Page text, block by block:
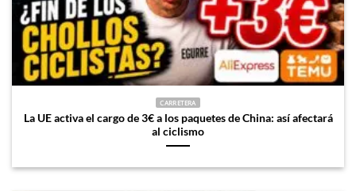
CARRETERA
La UE activa el cargo de 3€ a los paquetes de China: así afectará
al ciclismo